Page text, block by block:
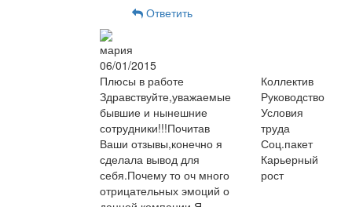
Ответить
мария
06/01/2015
Плюсы в работе
Здравствуйте,уважаемые
бывшие и нынешние
сотрудники!!!Почитав
Ваши отзывы,конечно я
сделала вывод для
себя.Почему то оч много
отрицательных эмоций о
Коллектив
Руководство
Условия
труда
Соц.пакет
Карьерный
рост